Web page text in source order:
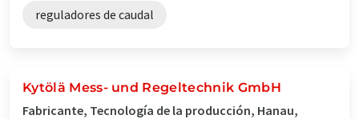
reguladores de caudal
Kytölä Mess- und Regeltechnik GmbH
Fabricante, Tecnología de la producción, Hanau,